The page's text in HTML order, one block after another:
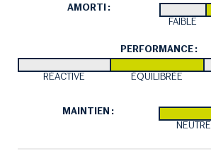
AMORTI :
FAIBLE
PERFORMANCE :
RÉACTIVE ÉQUILIBRÉE
MAINTIEN :
NEUTRE